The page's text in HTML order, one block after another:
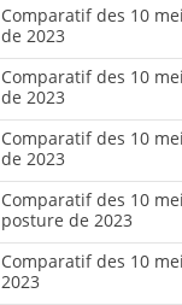
Comparatif des 10
de 2023
Comparatif des 10
de 2023
Comparatif des 10
de 2023
Comparatif des 10
posture de 2023
Comparatif des 10
2023